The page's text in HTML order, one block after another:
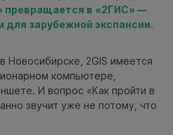
превращается в «2ГИС» —
зарубежной экспансии.
Новосибирске, 2GIS имеется
компьютере,
И вопрос «Как пройти в
звучит уже не потому, что